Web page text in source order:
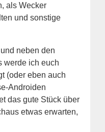
als Wecker
und sonstige
neben den
werde ich euch
(oder eben auch
Androiden
das gute Stück über
etwas erwarten,